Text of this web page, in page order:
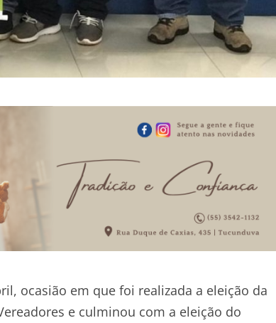
ocasião em que foi realizada a eleição da
e culminou com a eleição do